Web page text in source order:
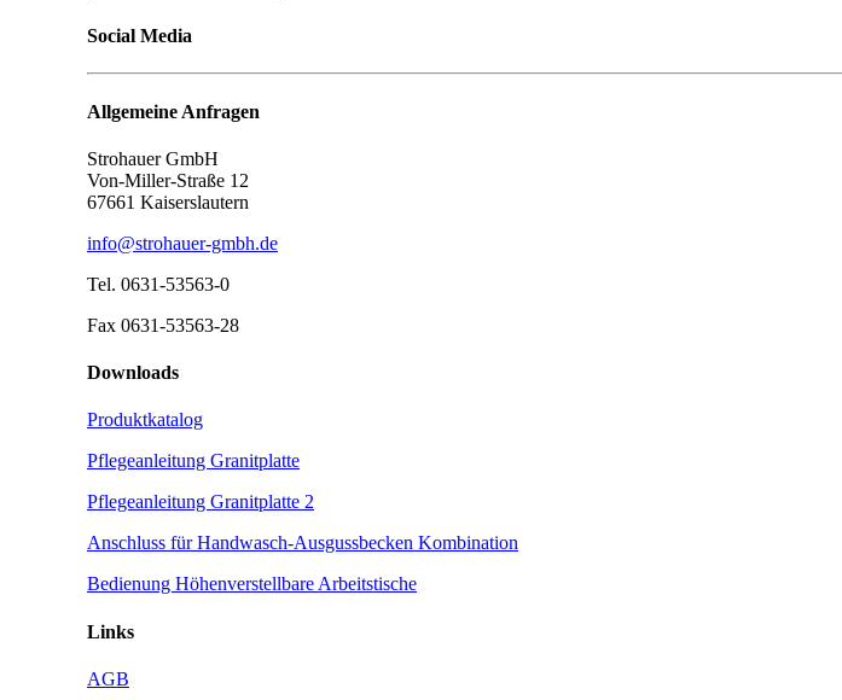
Social Media
Allgemeine Anfragen
Strohauer GmbH
Von-Miller-Straße 12
67661 Kaiserslautern
info@strohauer-gmbh.de
Tel. 0631-53563-0
Fax 0631-53563-28
Downloads
Produktkatalog
Pflegeanleitung Granitplatte
Pflegeanleitung Granitplatte 2
Anschluss für Handwasch-Ausgussbecken Kombination
Bedienung Höhenverstellbare Arbeitstische
Links
AGB